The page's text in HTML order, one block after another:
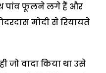
पांव फूलने लगे हैं और
मोदी से रियायते
जो वादा किया था उसे